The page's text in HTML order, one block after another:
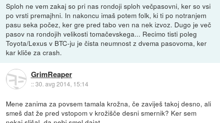
Sploh ne vem zakaj so pri nas rondoji sploh večpasovni, ker so vsi
po vrsti premajhni. In nakoncu imaš potem folk, ki ti po notranjem
pasu seka počez, ker gre pred tabo ven na nek izvoz. Dugo je več
pasov na rondojih velikosti tomačevskega... Recimo tisti poleg
Toyota/Lexus v BTC-ju je čista neumnost z dvema pasovoma, ker
kar kliče za crash.
GrimReaper
::30. avg 2014, 15:14
Mene zanima za povsem tamala krožna, če zaviješ takoj desno, ali
smeš dat že pred vstopom v krožišče desni smernik? Ker sem